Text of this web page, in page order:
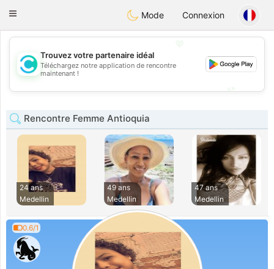
olombiaCitas
Toggle
Mode Connexion
💖
💕
Trouvez votre partenaire idéal
Téléchargez notre application de rencontre
maintenant !
Rencontre Femme Antioquia
24 ans
Medellin
49 ans
Medellin
47 ans
Medellin
0.6/1